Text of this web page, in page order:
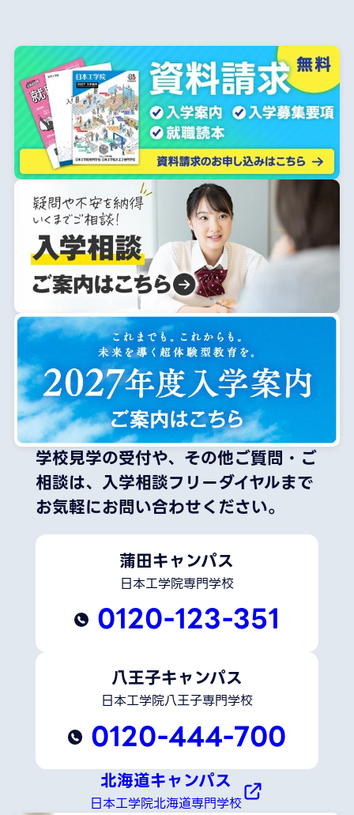
学校見学の受付や、その他ご質問・ご
相談は、 入学相談フリーダイヤルまで
お気軽にお問い合わせください。
蒲田キャンパス
日本工学院専門学校
0120-123-351
八王子キャンパス
日本工学院八王子専門学校
0120-444-700
北海道キャンパス
日本工学院北海道専門学校